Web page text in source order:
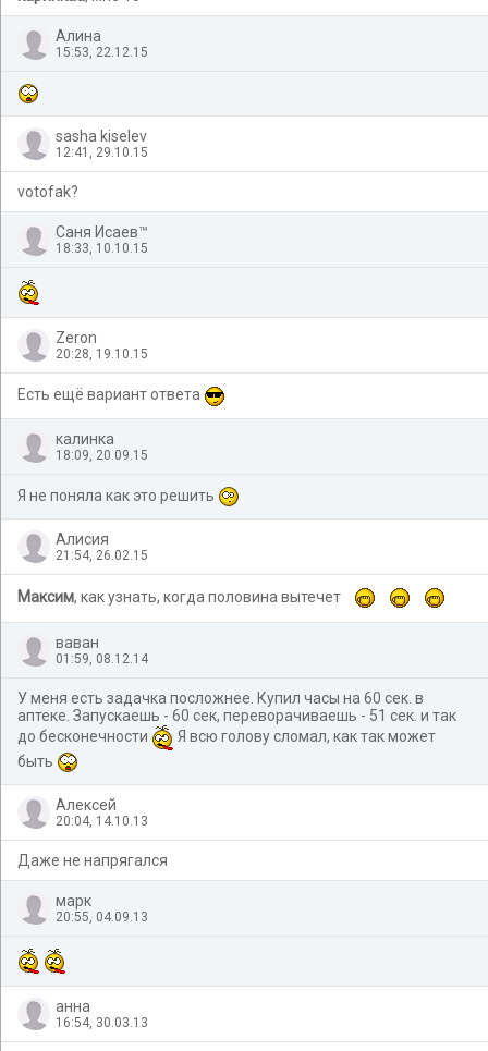
Алина
15:53, 22.12.15
sasha kiselev
12:41, 29.10.15
votofak?
Саня Исаев™
18:33, 10.10.15
Zeron
20:28, 19.10.15
Есть ещё вариант ответа
калинка
18:09, 20.09.15
Я не поняла как это решить
Алисия
21:54, 26.02.15
Максим, как узнать, когда половина вытечет
ваван
01:59, 08.12.14
У меня есть задачка посложнее. Купил часы на 60 сек. в
аптеке. Запускаешь - 60 сек, переворачиваешь - 51 сек. и так
до бесконечности
Я всю голову сломал, как так может
быть
Алексей
20:04, 14.10.13
Даже не напрягался
марк
20:55, 04.09.13
анна
16:54, 30.03.13